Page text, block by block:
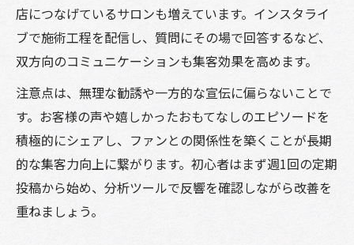
店につなげているサロンも増えています。インスタライ
ブで施術工程を配信し、質問にその場で回答するなど、
双方向のコミュニケーションも集客効果を高めます。
注意点は、無理な勧誘や一方的な宣伝に偏らないことで
す。お客様の声や嬉しかったおもてなしのエピソードを
積極的にシェアし、ファンとの関係性を築くことが長期
的な集客力向上に繋がります。初心者はまず週1回の定期
投稿から始め、分析ツールで反響を確認しながら改善を
重ねましょう。